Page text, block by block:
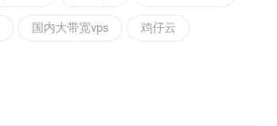
国内大带宽vps 鸡仔云